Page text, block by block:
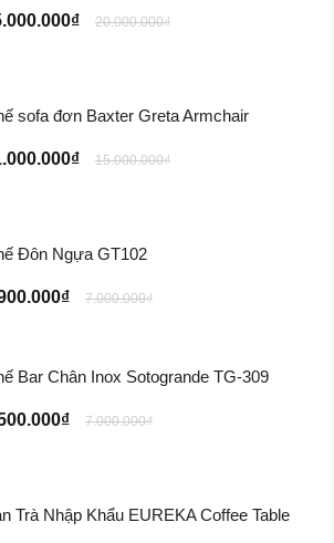
20.000.000₫
sofa đơn Baxter Greta Armchair
15.000.000₫
Đôn Ngựa GT102
7.000.000₫
Bar Chân Inox Sotogrande TG-309
7.000.000₫
Trà Nhập Khẩu EUREKA Coffee Table